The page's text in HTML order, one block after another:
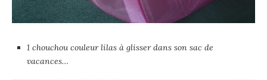
1 chouchou couleur lilas à glisser dans son sac de
vacances…